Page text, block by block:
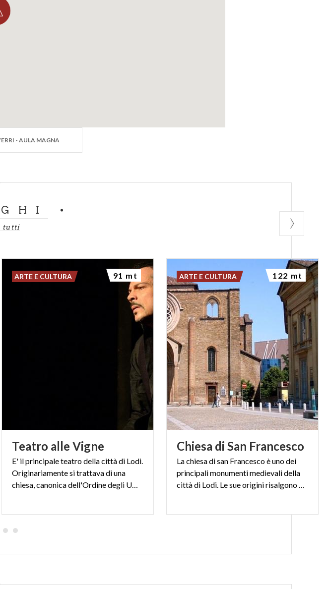
settecenteschi sopravvissuti alla
e in sala docenti; è stata inoltre
- AULA MAGNA
tutti
Teatro alle Vigne
E' il principale teatro della città di Lodi.
Originariamente si trattava di una
chiesa, canonica dell'Ordine degli Umiliati
ARTE E CULTURA 91 mt
Chiesa di San Francesco
La chiesa di san Francesco è uno dei
principali monumenti medievali della
città di Lodi. Le sue origini risalgono al 1252
ARTE E CULTURA 122 mt